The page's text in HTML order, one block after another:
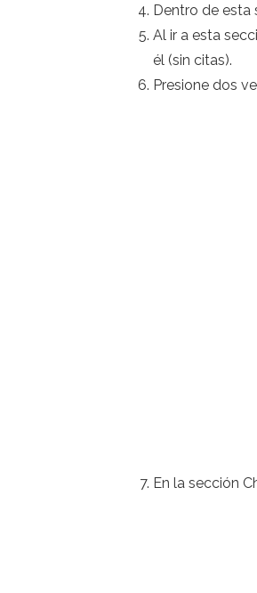
Dentro de esta
Al ir a esta
él (sin citas).
Presione dos
En la sección